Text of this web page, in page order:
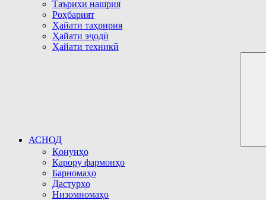
Таърихи нашрия
Роҳбарият
Ҳайати таҳририя
Ҳайати эҷодӣ
Ҳайати техникӣ
АСНОД
Қонунҳо
Қарору фармонҳо
Барномаҳо
Дастурҳо
Низомномаҳо